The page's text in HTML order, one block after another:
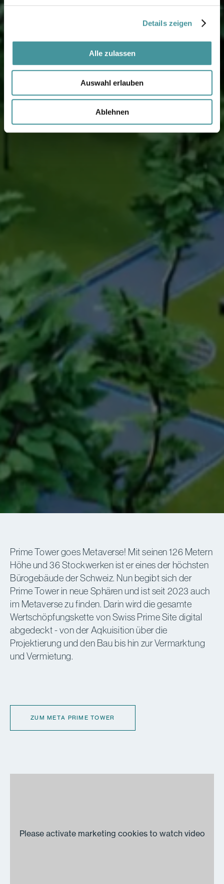
Details zeigen
Alle zulassen
Auswahl erlauben
Ablehnen
Prime Tower goes Metaverse! Mit seinen 126 Metern
Höhe und 36 Stockwerken ist er eines der höchsten
Bürogebäude der Schweiz. Nun begibt sich der
Prime Tower in neue Sphären und ist seit 2023 auch
im Metaverse zu finden. Darin wird die gesamte
Wertschöpfungskette von Swiss Prime Site digital
abgedeckt - von der Aqkuisition über die
Projektierung und den Bau bis hin zur Vermarktung
und Vermietung.
ZUM META PRIME TOWER